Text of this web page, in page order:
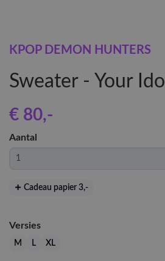
KPOP DEMON HUNTERS
Sweater - Your Idol
€ 80,-
Aantal
Cadeau papier 3,-
Versies
M L XL